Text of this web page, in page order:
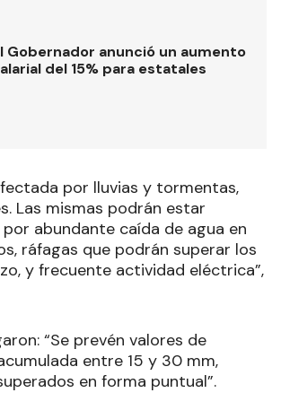
Gobernador anunció un aumento
del 15% para estatales
por lluvias y tormentas,
Las mismas podrán estar
abundante caída de agua en
ráfagas que podrán superar los
y frecuente actividad eléctrica”,
“Se prevén valores de
entre 15 y 30 mm,
en forma puntual”.